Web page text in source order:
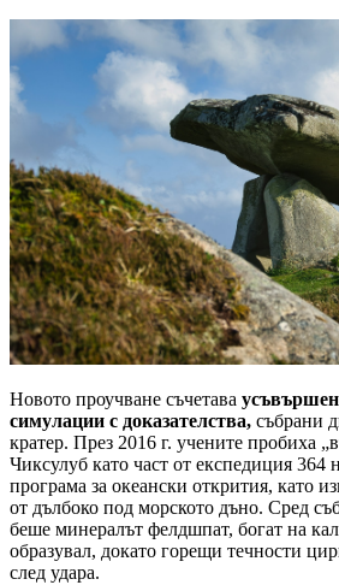
Новото проучване съчетава
симулации с доказателства, събрани
кратер. През 2016 г. учените пробиха
Чиксулуб като част от експедиция 364
програма за океански открития, като
от дълбоко под морското дъно. Сред
беше минералът фелдшпат, богат на
образувал, докато горещи течности
след удара.